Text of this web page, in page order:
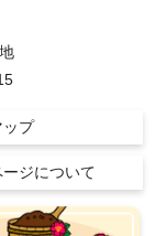
ップ
ジについて